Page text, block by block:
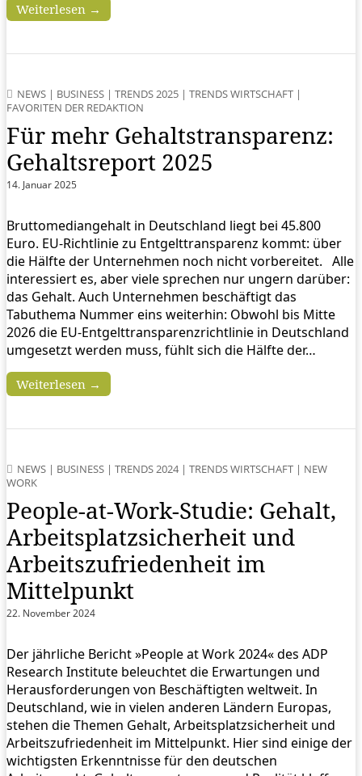
Weiterlesen →
NEWS | BUSINESS | TRENDS 2025 | TRENDS WIRTSCHAFT |
FAVORITEN DER REDAKTION
Für mehr Gehaltstransparenz:
Gehaltsreport 2025
14. Januar 2025
Bruttomediangehalt in Deutschland liegt bei 45.800
Euro. EU-Richtlinie zu Entgelttransparenz kommt: über
die Hälfte der Unternehmen noch nicht vorbereitet. Alle
interessiert es, aber viele sprechen nur ungern darüber:
das Gehalt. Auch Unternehmen beschäftigt das
Tabuthema Nummer eins weiterhin: Obwohl bis Mitte
2026 die EU-Entgelttransparenzrichtlinie in Deutschland
umgesetzt werden muss, fühlt sich die Hälfte der…
Weiterlesen →
NEWS | BUSINESS | TRENDS 2024| TRENDS WIRTSCHAFT | NEW
WORK
People-at-Work-Studie: Gehalt,
Arbeitsplatzsicherheit und
Arbeitszufriedenheit im
Mittelpunkt
22. November 2024
Der jährliche Bericht »People at Work 2024« des ADP
Research Institute beleuchtet die Erwartungen und
Herausforderungen von Beschäftigten weltweit. In
Deutschland, wie in vielen anderen Ländern Europas,
stehen die Themen Gehalt, Arbeitsplatzsicherheit und
Arbeitszufriedenheit im Mittelpunkt. Hier sind einige der
wichtigsten Erkenntnisse für den deutschen